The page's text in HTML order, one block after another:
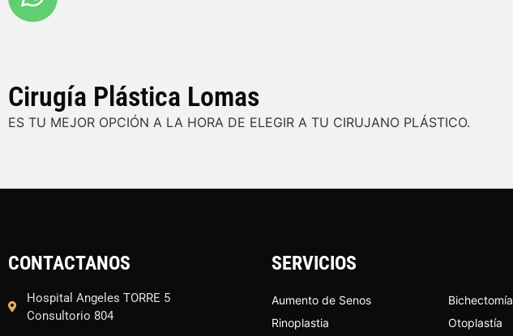
Cirugía Plástica Lomas
ES TU MEJOR OPCIÓN A LA HORA DE ELEGIR A TU CIRUJANO PLÁSTICO.
CONTACTANOS
Hospital Angeles TORRE 5
Consultorio 804
SERVICIOS
Aumento de Senos
Rinoplastia
Bichectomía
Otoplastía